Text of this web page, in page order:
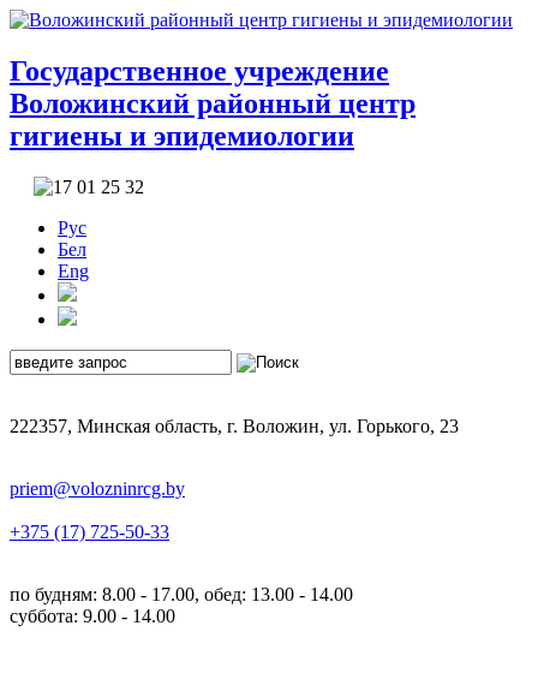
Государственное учреждение
Воложинский районный центр
гигиены и эпидемиологии
Рус
Бел
Eng
222357, Минская область, г. Воложин, ул. Горького, 23
priem@volozninrcg.by
+375 (17) 725-50-33
по будням: 8.00 - 17.00, обед: 13.00 - 14.00
суббота: 9.00 - 14.00